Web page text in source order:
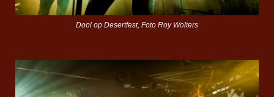
Dool op Desertfest, Foto Roy Wolters